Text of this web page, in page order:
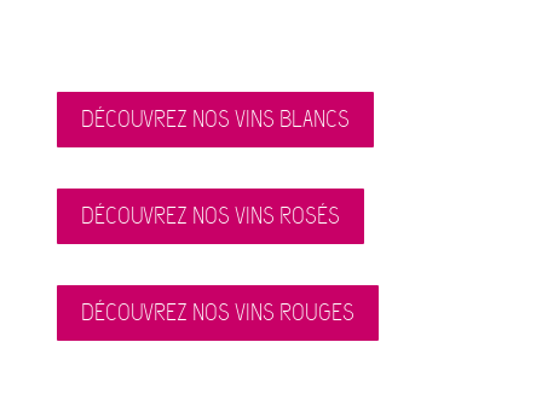
DÉCOUVREZ NOS VINS BLANCS
DÉCOUVREZ NOS VINS ROSÉS
DÉCOUVREZ NOS VINS ROUGES